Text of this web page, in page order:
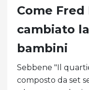
Come Fred
cambiato
bambini
Sebbene "Il
composto da set